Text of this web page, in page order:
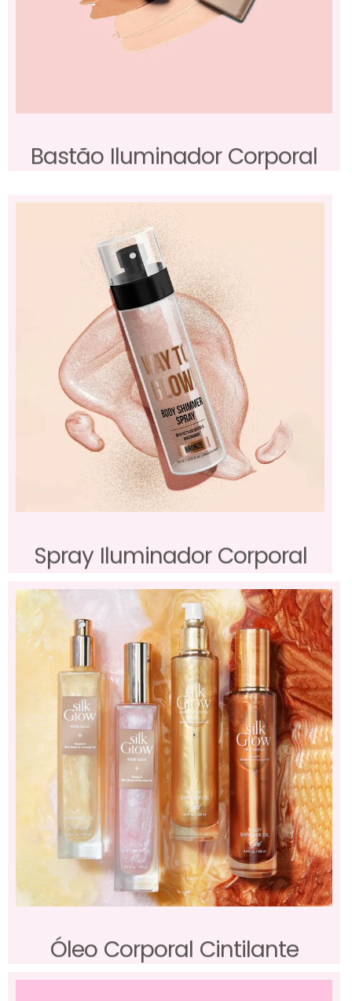
Bastão Iluminador Corporal
Spray Iluminador Corporal
Óleo Corporal Cintilante